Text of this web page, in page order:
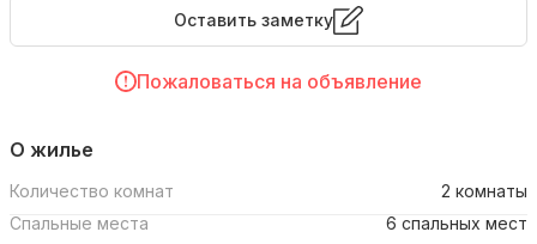
Оставить заметку
Пожаловаться на объявление
О жилье
Количество комнат
2 комнаты
Спальные места
6 спальных мест